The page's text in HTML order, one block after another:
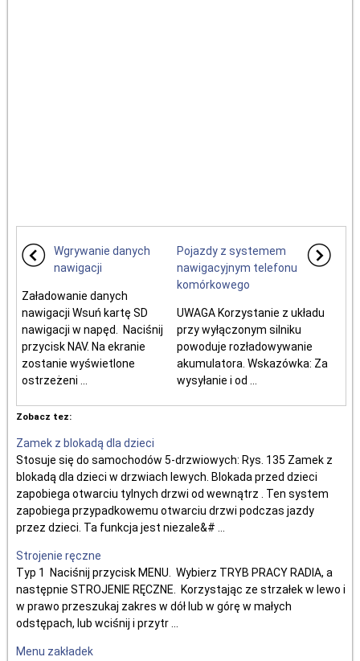
Wgrywanie danych
nawigacji
Załadowanie danych
nawigacji Wsuń kartę SD
nawigacji w napęd. Naciśnij
przycisk NAV. Na ekranie
zostanie wyświetlone
ostrzeżeni ...
Pojazdy z systemem
nawigacyjnym telefonu
komórkowego
UWAGA Korzystanie z układu
przy wyłączonym silniku
powoduje rozładowywanie
akumulatora. Wskazówka: Za
wysyłanie i od ...
Zobacz tez:
Zamek z blokadą dla dzieci
Stosuje się do samochodów 5-drzwiowych: Rys. 135 Zamek z
blokadą dla dzieci w drzwiach lewych. Blokada przed dzieci
zapobiega otwarciu tylnych drzwi od wewnątrz . Ten system
zapobiega przypadkowemu otwarciu drzwi podczas jazdy
przez dzieci. Ta funkcja jest niezale&# ...
Strojenie ręczne
Typ 1 Naciśnij przycisk MENU. Wybierz TRYB PRACY RADIA, a
następnie STROJENIE RĘCZNE. Korzystając ze strzałek w lewo i
w prawo przeszukaj zakres w dół lub w górę w małych
odstępach, lub wciśnij i przytr ...
Menu zakładek